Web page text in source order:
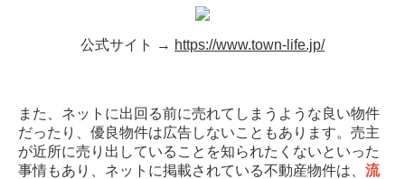
公式サイト → https://www.town-life.jp/
また、ネットに出回る前に売れてしまうような良い物件
だったり、優良物件は広告しないこともあります。売主
が近所に売り出していることを知られたくないといった
事情もあり、ネットに掲載されている不動産物件は、 流